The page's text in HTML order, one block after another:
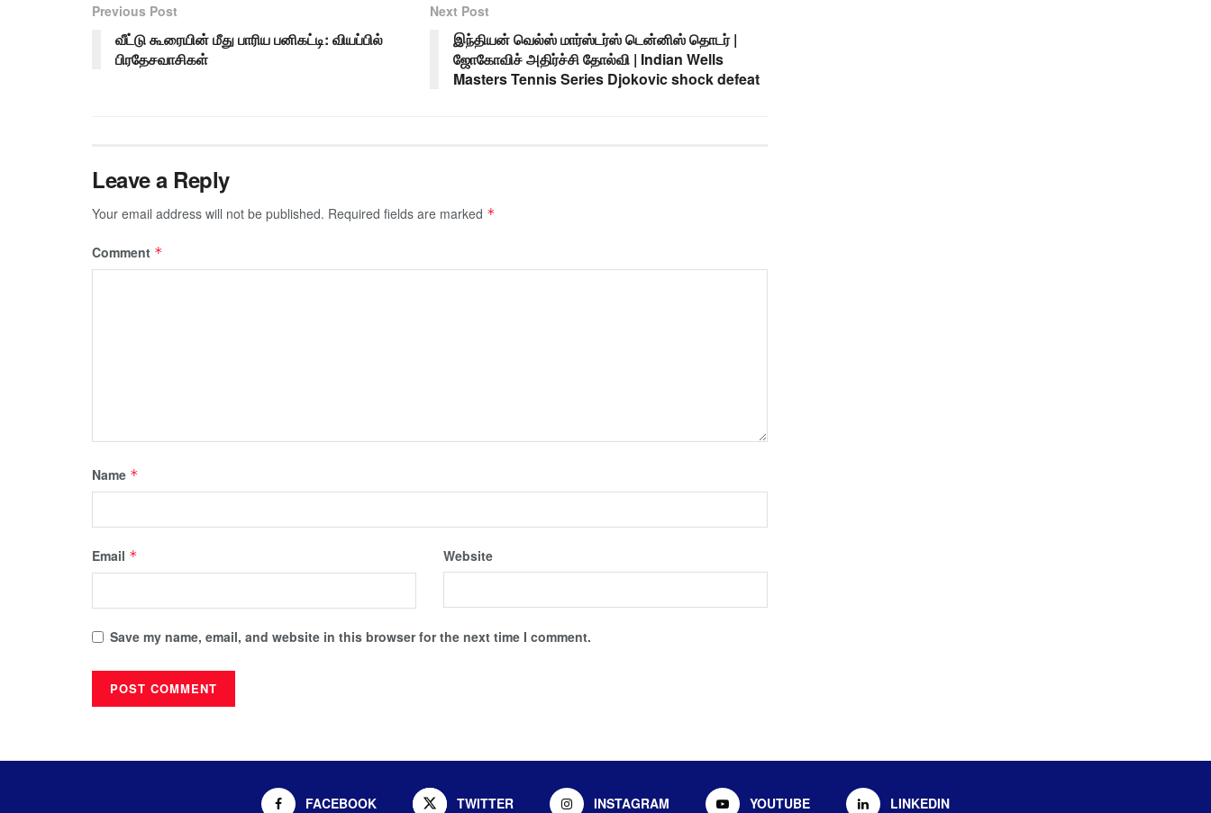
Previous Post
வீட்டு கூரையின் மீது பாரிய பனிகட்டி: வியப்பில்
பிரதேசவாசிகள்
Next Post
இந்தியன் வெல்ஸ் மார்ஸ்டர்ஸ் டென்னிஸ் தொடர் |
ஜோகோவிச் அதிர்ச்சி தோல்வி | Indian Wells
Masters Tennis Series Djokovic shock defeat
Leave a Reply
Your email address will not be published. Required fields are marked *
Comment *
Name *
Email * Website
Save my name, email, and website in this browser for the next time I comment.
FACEBOOK TWITTER INSTAGRAM YOUTUBE LINKEDIN